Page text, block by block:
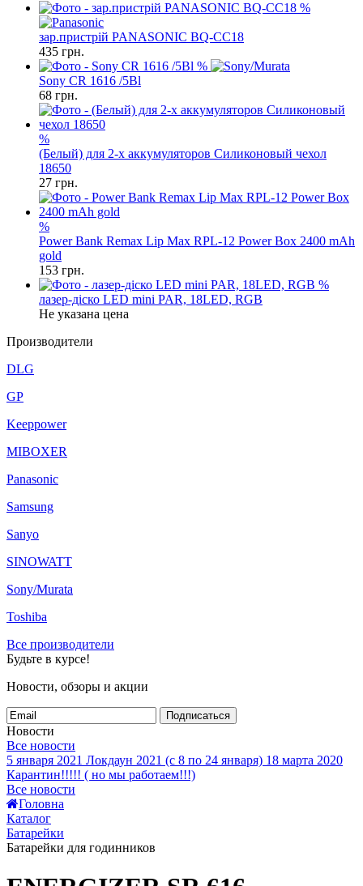
%
зар.пристрiй PANASONIC BQ-CC18
435 грн.
%
Sony CR 1616 /5Bl
68 грн.
%
(Белый) для 2-х аккумуляторов Силиконовый чехол
18650
27 грн.
%
Power Bank Remax Lip Max RPL-12 Power Box 2400 mAh
gold
153 грн.
%
лазер-діско LED mini PAR, 18LED, RGB
Не указана цена
Производители
DLG
GP
Keeppower
MIBOXER
Panasonic
Samsung
Sanyo
SINOWATT
Sony/Murata
Toshiba
Все производители
Будьте в курсе!
Новости, обзоры и акции
Подписаться
Новости
Все новости
5 января 2021 Локдаун 2021 (с 8 по 24 января) 18 марта 2020
Карантин!!!!! ( но мы работаем!!!)
Все новости
Головна
Каталог
Батарейки
Батарейки для годинников